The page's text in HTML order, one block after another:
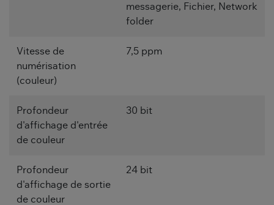
messagerie, Fichier, Network
folder
Vitesse de
numérisation
(couleur)
7,5 ppm
Profondeur
d'affichage d'entrée
de couleur
30 bit
Profondeur
d'affichage de sortie
de couleur
24 bit